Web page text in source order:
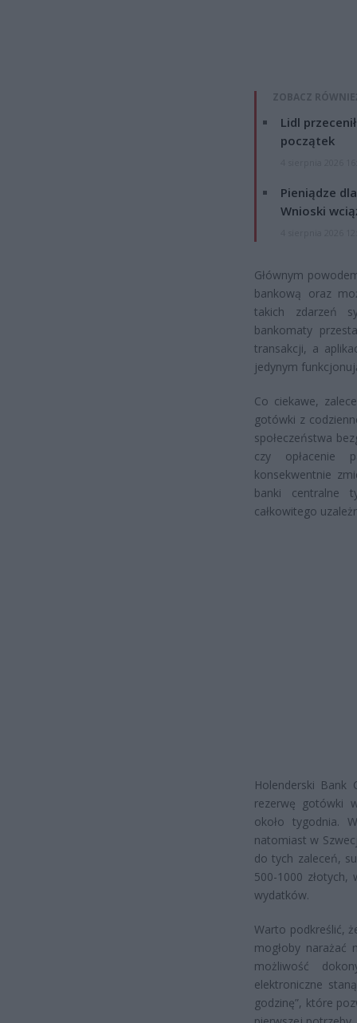
ZOBACZ
Lidl
początek
Pieniądze
Wnioski
Głównym
bankową oraz
takich zdarzeń
bankomaty
transakcji, a
jedynym
Co ciekawe,
gotówki z
społeczeństwa
czy opłacenie
konsekwentnie
banki centralne
całkowitego
Holenderski Bank
rezerwę gotówki
około tygodnia.
natomiast w
do tych zaleceń,
500-1000
wydatków.
Warto podkreślić,
mogłoby narażać
możliwość
elektroniczne
godzinę”, które